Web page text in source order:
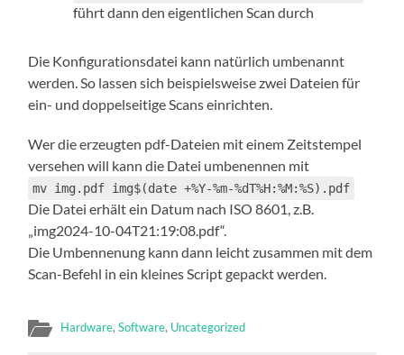
führt dann den eigentlichen Scan durch
Die Konfigurationsdatei kann natürlich umbenannt
werden. So lassen sich beispielsweise zwei Dateien für
ein- und doppelseitige Scans einrichten.
Wer die erzeugten pdf-Dateien mit einem Zeitstempel
versehen will kann die Datei umbenennen mit
mv img.pdf img$(date +%Y-%m-%dT%H:%M:%S).pdf
Die Datei erhält ein Datum nach ISO 8601, z.B.
„img2024-10-04T21:19:08.pdf“.
Die Umbennenung kann dann leicht zusammen mit dem
Scan-Befehl in ein kleines Script gepackt werden.
Hardware,Software, Uncategorized